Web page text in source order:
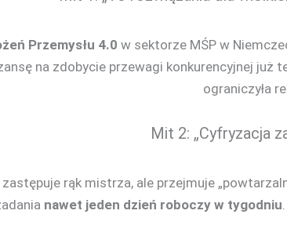
Przemysłu 4.0 w sektorze MŚP w
na zdobycie przewagi konkurencyjnej
ograniczyła
Mit 2: „Cyfryzacja
rąk mistrza, ale przejmuje
nawet jeden dzień roboczy w tygodniu